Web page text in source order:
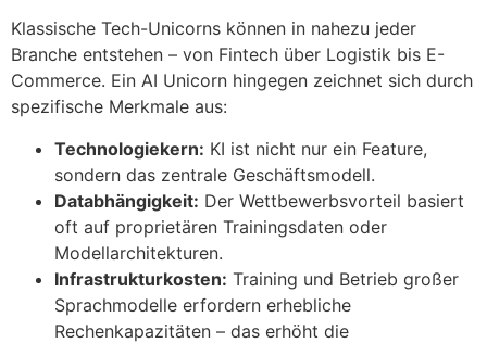
Klassische Tech-Unicorns können in nahezu jeder
Branche entstehen – von Fintech über Logistik bis E-
Commerce. Ein AI Unicorn hingegen zeichnet sich durch
spezifische Merkmale aus:
Technologiekern: KI ist nicht nur ein Feature,
sondern das zentrale Geschäftsmodell.
Databhängigkeit: Der Wettbewerbsvorteil basiert
oft auf proprietären Trainingsdaten oder
Modellarchitekturen.
Infrastrukturkosten: Training und Betrieb großer
Sprachmodelle erfordern erhebliche
Rechenkapazitäten – das erhöht die